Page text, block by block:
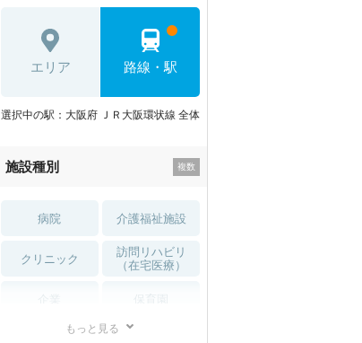
エリア 路線・駅
選択中の駅：大阪府 ＪＲ大阪環状線 全体
施設種別
病院 介護福祉施設
クリニック
訪問リハビリ
（在宅医療）
もっと見る